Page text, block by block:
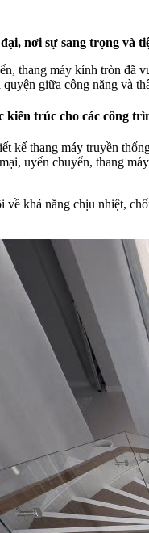
nơi sự sang trọng và
thang máy kính tròn đã
giữa công năng và
trúc cho các công
kế thang máy truyền
uyển chuyển, thang
khả năng chịu nhiệt,